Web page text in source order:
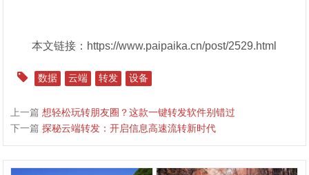
本文链接：https://www.paipaika.cn/post/2529.html
数据 云端 转发 设备
上一篇想轻松玩转朋友圈？这款一键转发软件别错过
下一篇探秘云端转发：开启信息高速流转新时代